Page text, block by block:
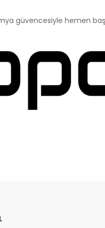
güvencesiyle hemen